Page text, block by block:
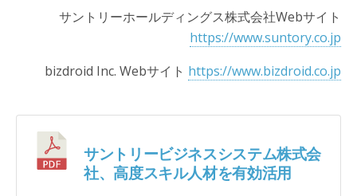
サントリーホールディングス株式会社Webサイト
https://www.suntory.co.jp
bizdroid Inc. Webサイト https://www.bizdroid.co.jp
サントリービジネスシステム株式会
社、高度スキル人材を有効活用